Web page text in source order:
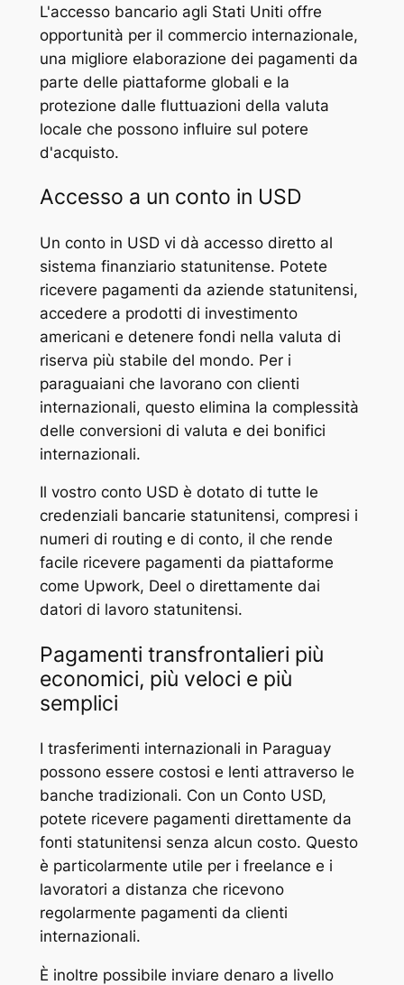
L'accesso bancario agli Stati Uniti offre
opportunità per il commercio internazionale,
una migliore elaborazione dei pagamenti da
parte delle piattaforme globali e la
protezione dalle fluttuazioni della valuta
locale che possono influire sul potere
d'acquisto.
Accesso a un conto in USD
Un conto in USD vi dà accesso diretto al
sistema finanziario statunitense. Potete
ricevere pagamenti da aziende statunitensi,
accedere a prodotti di investimento
americani e detenere fondi nella valuta di
riserva più stabile del mondo. Per i
paraguaiani che lavorano con clienti
internazionali, questo elimina la complessità
delle conversioni di valuta e dei bonifici
internazionali.
Il vostro conto USD è dotato di tutte le
credenziali bancarie statunitensi, compresi i
numeri di routing e di conto, il che rende
facile ricevere pagamenti da piattaforme
come Upwork, Deel o direttamente dai
datori di lavoro statunitensi.
Pagamenti transfrontalieri più
economici, più veloci e più
semplici
I trasferimenti internazionali in Paraguay
possono essere costosi e lenti attraverso le
banche tradizionali. Con un Conto USD,
potete ricevere pagamenti direttamente da
fonti statunitensi senza alcun costo. Questo
è particolarmente utile per i freelance e i
lavoratori a distanza che ricevono
regolarmente pagamenti da clienti
internazionali.
È inoltre possibile inviare denaro a livello